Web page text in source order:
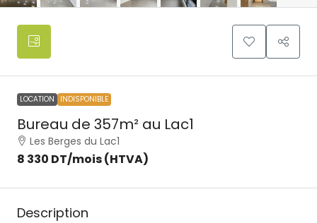
LOCATION INDISPONIBLE
Bureau de 357m² au Lac1
Les Berges du Lac1
8 330 DT/mois (HTVA)
Description